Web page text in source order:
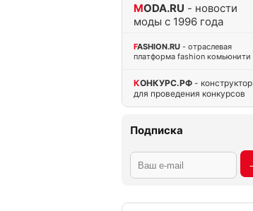
MODA.RU - новости
моды с 1996 года
FASHION.RU - отраслевая
платформа fashion комьюнити
КОНКУРС.РФ - конструктор
для проведения конкурсов
Подписка